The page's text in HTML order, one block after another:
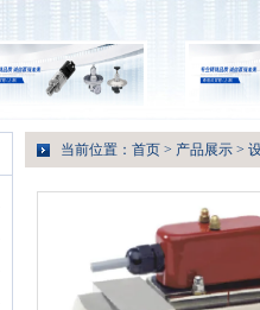
当前位置： 首页 > 产品展示 >